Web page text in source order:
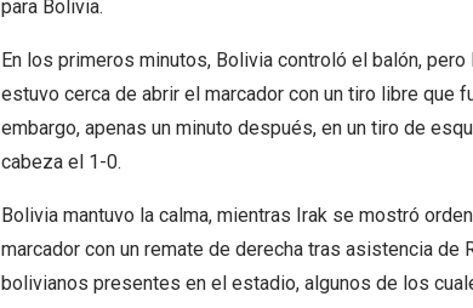
para Bolivia.
En los primeros minutos, Bolivia controló el balón,
estuvo cerca de abrir el marcador con un tiro libre que
embargo, apenas un minuto después, en un tiro de
cabeza el 1-0.
Bolivia mantuvo la calma, mientras Irak se mostró
marcador con un remate de derecha tras asistencia
bolivianos presentes en el estadio, algunos de los